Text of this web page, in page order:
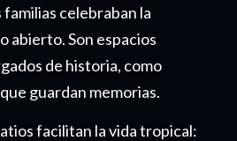
familias celebraban la
abierto. Son espacios
de historia, como
guardan memorias.
facilitan la vida tropical: